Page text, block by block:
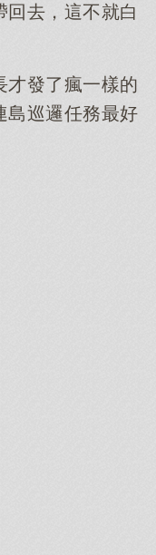
回去，這不就白
才發了瘋一樣的
島巡邏任務最好